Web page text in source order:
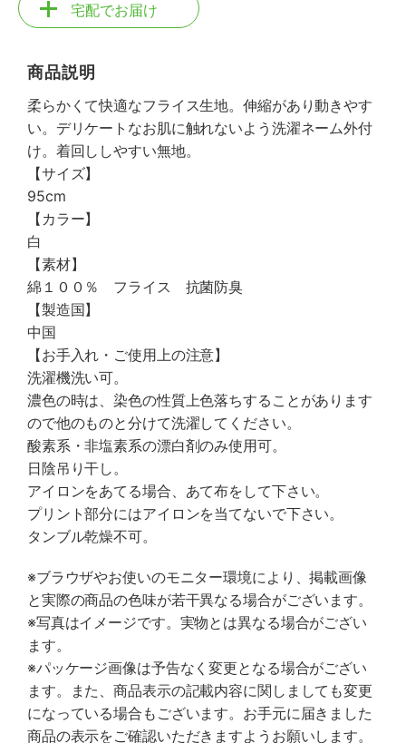
宅配でお届け
商品説明
柔らかくて快適なフライス生地。伸縮があり動きやす
い。デリケートなお肌に触れないよう洗濯ネーム外付
け。着回ししやすい無地。
【サイズ】
95cm
【カラー】
白
【素材】
綿１００％ フライス 抗菌防臭
【製造国】
中国
【お手入れ・ご使用上の注意】
洗濯機洗い可。
濃色の時は、染色の性質上色落ちすることがあります
ので他のものと分けて洗濯してください。
酸素系・非塩素系の漂白剤のみ使用可。
日陰吊り干し。
アイロンをあてる場合、あて布をして下さい。
プリント部分にはアイロンを当てないで下さい。
タンブル乾燥不可。
※ブラウザやお使いのモニター環境により、掲載画像
と実際の商品の色味が若干異なる場合がございます。
※写真はイメージです。実物とは異なる場合がござい
ます。
※パッケージ画像は予告なく変更となる場合がござい
ます。また、商品表示の記載内容に関しましても変更
になっている場合もございます。お手元に届きました
商品の表示をご確認いただきますようお願いします。